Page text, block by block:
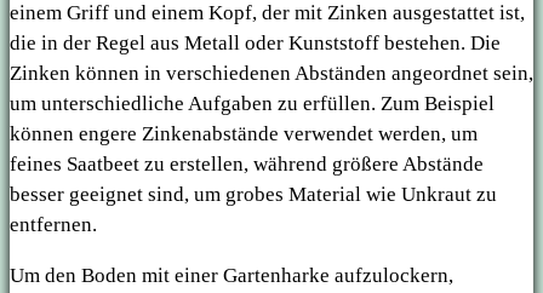
einem Griff und einem Kopf, der mit Zinken ausgestattet ist,
die in der Regel aus Metall oder Kunststoff bestehen. Die
Zinken können in verschiedenen Abständen angeordnet sein,
um unterschiedliche Aufgaben zu erfüllen. Zum Beispiel
können engere Zinkenabstände verwendet werden, um
feines Saatbeet zu erstellen, während größere Abstände
besser geeignet sind, um grobes Material wie Unkraut zu
entfernen.
Um den Boden mit einer Gartenharke aufzulockern,